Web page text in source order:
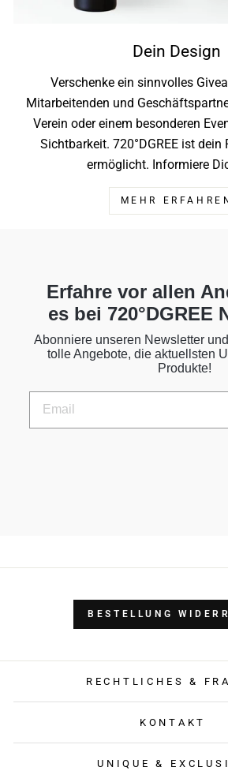
Dein Design
Verschenke ein sinnvolles
Mitarbeitenden und
Verein oder einem besonderen
Sichtbarkeit. 720°DGREE ist dein
ermöglicht. Informiere
MEHR ERFAHREN
Erfahre vor allen
es bei 720°DGREE
Abonniere unseren Newsletter
tolle Angebote, die aktuellsten
Produkte!
BESTELLUNG
RECHTLICHES &
KONTAKT
UNIQUE &